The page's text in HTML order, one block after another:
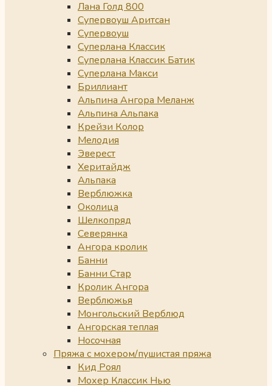
Лана Голд 800
Супервоуш Аритсан
Супервоуш
Суперлана Классик
Суперлана Классик Батик
Суперлана Макси
Бриллиант
Альпина Ангора Меланж
Альпина Альпака
Крейзи Колор
Мелодия
Эверест
Херитайдж
Альпака
Верблюжка
Околица
Шелкопряд
Северянка
Ангора кролик
Банни
Банни Стар
Кролик Ангора
Верблюжья
Монгольский Верблюд
Ангорская теплая
Носочная
Пряжа с мохером/пушистая пряжа
Кид Роял
Мохер Классик Нью